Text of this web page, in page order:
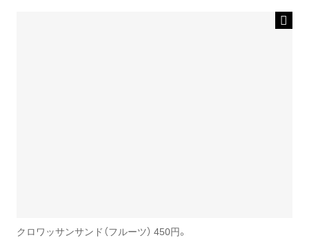
クロワッサンサンド（フルーツ） 450円。